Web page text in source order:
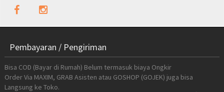
Pembayaran / Pengiriman
Bisa COD (Bayar di Rumah) Belum termasuk biaya Ongkir
Order Via MAXIM, GRAB Asisten atau GOSHOP (GOJEK) juga bisa
Langsung ke Toko.